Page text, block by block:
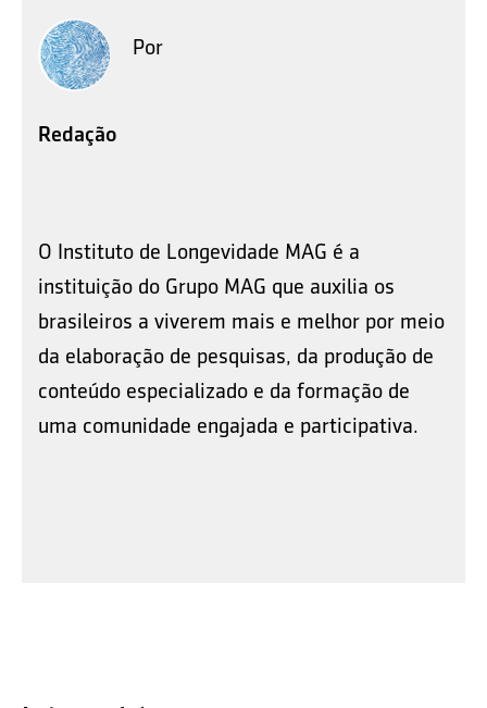
Por
Redação
O Instituto de Longevidade MAG é a
instituição do Grupo MAG que auxilia os
brasileiros a viverem mais e melhor por meio
da elaboração de pesquisas, da produção de
conteúdo especializado e da formação de
uma comunidade engajada e participativa.